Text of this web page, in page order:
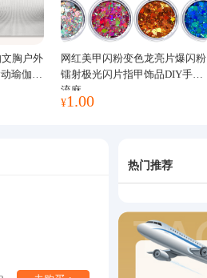
胸户外
瑜伽服
网红美甲闪粉变色龙亮片爆闪粉
镭射极光闪片指甲饰品DIY手工
流麻
¥1.00
热门推荐